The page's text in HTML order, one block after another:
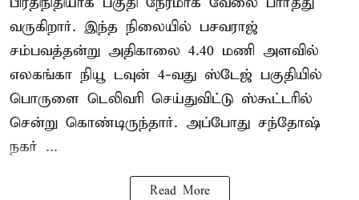
வருகிறார். இந்த நிலையில் பசவராஜ்
சம்பவத்தன்று அதிகாலை 4.40 மணி அளவில்
எலகங்கா நியூ டவுன் 4-வது ஸ்டேஜ் பகுதியில்
பொருளை டெலிவரி செய்துவிட்டு ஸ்கூட்டரில்
சென்று கொண்டிருந்தார். அப்போது சந்தோஷ்
நகர் ...
Read More